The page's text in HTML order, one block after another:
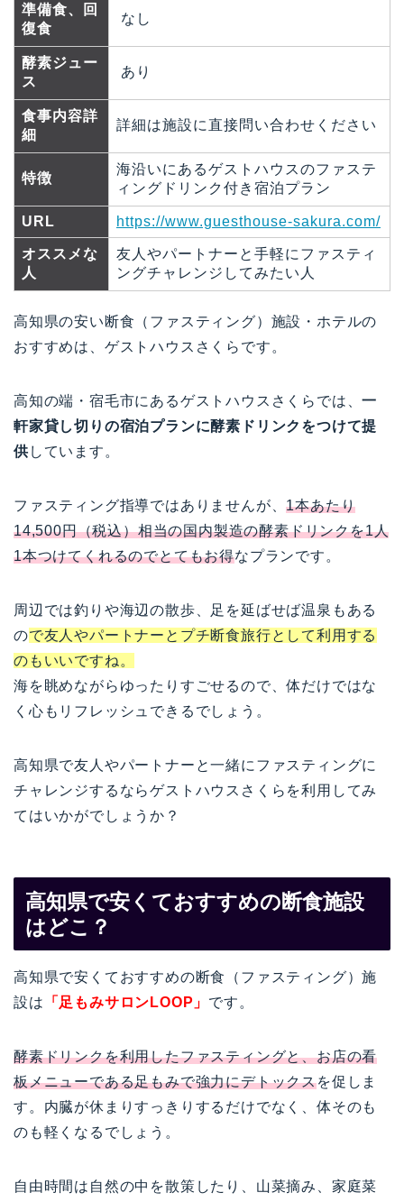
準備食、回
復食
なし
酵素ジュー
ス
あり
食事内容詳
細
詳細は施設に直接問い合わせください
特徴
海沿いにあるゲストハウスのファステ
ィングドリンク付き宿泊プラン
URL https://www.guesthouse-sakura.com/
オススメな
人
友人やパートナーと手軽にファスティ
ングチャレンジしてみたい人
高知県の安い断食（ファスティング）施設・ホテルの
おすすめは、ゲストハウスさくらです。
高知の端・宿毛市にあるゲストハウスさくらでは、一
軒家貸し切りの宿泊プランに酵素ドリンクをつけて提
供しています。
ファスティング指導ではありませんが、1本あたり
14,500円（税込）相当の国内製造の酵素ドリンクを1人
1本つけてくれるのでとてもお得なプランです。
周辺では釣りや海辺の散歩、足を延ばせば温泉もある
ので友人やパートナーとプチ断食旅行として利用する
のもいいですね。
海を眺めながらゆったりすごせるので、体だけではな
く心もリフレッシュできるでしょう。
高知県で友人やパートナーと一緒にファスティングに
チャレンジするならゲストハウスさくらを利用してみ
てはいかがでしょうか？
高知県で安くておすすめの断食施設
はどこ？
高知県で安くておすすめの断食（ファスティング）施
設は 「足もみサロンLOOP」 です。
酵素ドリンクを利用したファスティングと、お店の看
板メニューである足もみで強力にデトックスを促しま
す。内臓が休まりすっきりするだけでなく、体そのも
のも軽くなるでしょう。
自由時間は自然の中を散策したり、山菜摘み、家庭菜